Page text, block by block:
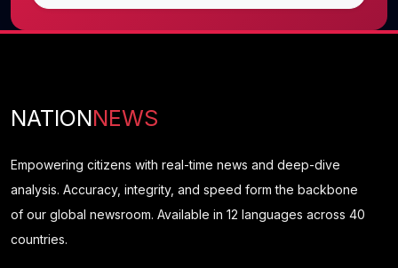
NATIONNEWS
Empowering citizens with real-time news and deep-dive
analysis. Accuracy, integrity, and speed form the backbone
of our global newsroom. Available in 12 languages across 40
countries.